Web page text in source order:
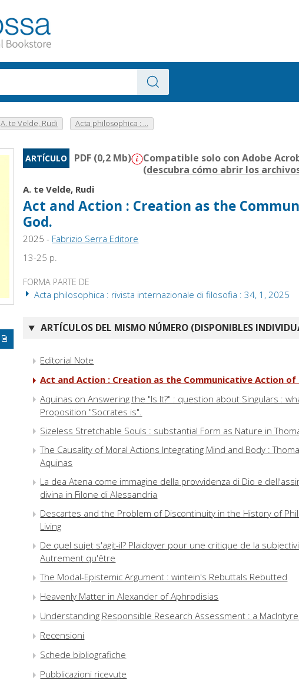
A. te Velde, Rudi Acta philosophica : ...
ARTÍCULO PDF (0,2 Mb)
Compatible solo con Adobe
(descubra cómo abrir los
A. te Velde, Rudi
Act and Action : Creation as the
God.
2025 - Fabrizio Serra Editore
13-25 p.
FORMA PARTE DE
Acta philosophica : rivista internazionale di filosofia : 34, 1, 2025
ARTÍCULOS DEL MISMO NÚMERO (DISPONIBLES
Editorial Note
Act and Action : Creation as the Communicative Action of
Aquinas on Answering the "Is It?" : question about Singulars :
Proposition "Socrates is".
Sizeless Stretchable Souls : substantial Form as Nature in
The Causality of Moral Actions Integrating Mind and Body :
Aquinas
La dea Atena come immagine della provvidenza di Dio e
divina in Filone di Alessandria
Descartes and the Problem of Discontinuity in the History of
Living
De quel sujet s'agit-il? Plaidoyer pour une critique de la
Autrement qu'être
The Modal-Epistemic Argument : wintein's Rebuttals Rebutted
Heavenly Matter in Alexander of Aphrodisias
Understanding Responsible Research Assessment : a
Recensioni
Schede bibliografiche
Pubblicazioni ricevute